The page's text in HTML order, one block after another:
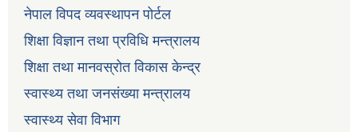
नेपाल विपद व्यवस्थापन पोर्टल
शिक्षा विज्ञान तथा प्रविधि मन्त्रालय
शिक्षा तथा मानवस्रोत विकास केन्द्र
स्वास्थ्य तथा जनसंख्या मन्त्रालय
स्वास्थ्य सेवा विभाग